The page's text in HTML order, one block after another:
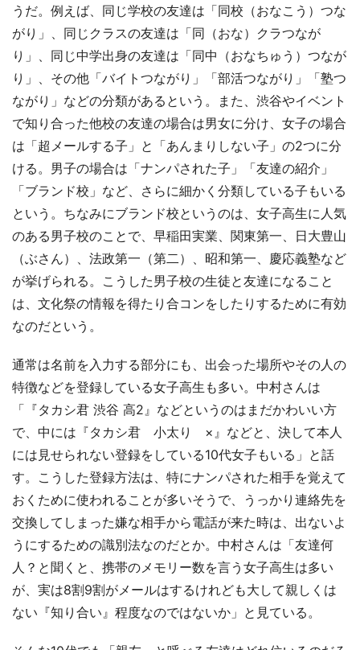
うだ。例えば、同じ学校の友達は「同校（おなこう）つな
がり」、同じクラスの友達は「同（おな）クラつなが
り」、同じ中学出身の友達は「同中（おなちゅう）つなが
り」、その他「バイトつながり」「部活つながり」「塾つ
ながり」などの分類があるという。また、渋谷やイベント
で知り合った他校の友達の場合は男女に分け、女子の場合
は「超メールする子」と「あんまりしない子」の2つに分
ける。男子の場合は「ナンパされた子」「友達の紹介」
「ブランド校」など、さらに細かく分類している子もいる
という。ちなみにブランド校というのは、女子高生に人気
のある男子校のことで、早稲田実業、関東第一、日大豊山
（ぶさん）、法政第一（第二）、昭和第一、慶応義塾など
が挙げられる。こうした男子校の生徒と友達になること
は、文化祭の情報を得たり合コンをしたりするために有効
なのだという。
通常は名前を入力する部分にも、出会った場所やその人の
特徴などを登録している女子高生も多い。中村さんは
「『タカシ君 渋谷 高2』などというのはまだかわいい方
で、中には『タカシ君 小太り ×』などと、決して本人
には見せられない登録をしている10代女子もいる」と話
す。こうした登録方法は、特にナンパされた相手を覚えて
おくために使われることが多いそうで、うっかり連絡先を
交換してしまった嫌な相手から電話が来た時は、出ないよ
うにするための識別法なのだとか。中村さんは「友達何
人？と聞くと、携帯のメモリー数を言う女子高生は多い
が、実は8割9割がメールはするけれども大して親しくは
ない『知り合い』程度なのではないか」と見ている。